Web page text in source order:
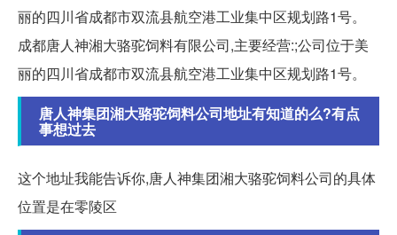
丽的四川省成都市双流县航空港工业集中区规划路1号。
成都唐人神湘大骆驼饲料有限公司,主要经营:;公司位于美
丽的四川省成都市双流县航空港工业集中区规划路1号。
唐人神集团湘大骆驼饲料公司地址有知道的么?有点
事想过去
这个地址我能告诉你,唐人神集团湘大骆驼饲料公司的具体
位置是在零陵区